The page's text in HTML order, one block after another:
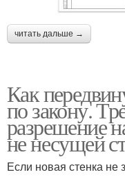
читать дальше →
Как
по закону.
разрешение
не несущей
Если новая стенка не